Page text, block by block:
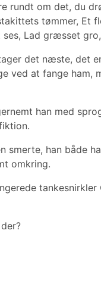
rundt om det, du
tømmer, Et
Lad græsset
det næste, det
ved at fange ham,
han med
smerte, han både
omkring.